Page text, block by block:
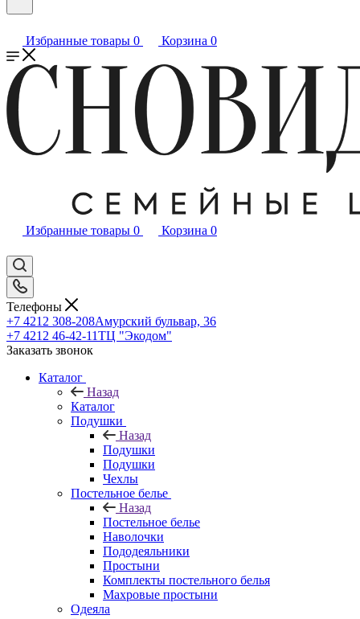
Избранные товары 0 Корзина 0
Избранные товары 0 Корзина 0
Телефоны
+7 4212 308-208Амурский бульвар, 36
+7 4212 46-42-11ТЦ "Экодом"
Заказать звонок
Каталог
Назад
Каталог
Подушки
Назад
Подушки
Подушки
Чехлы
Постельное белье
Назад
Постельное белье
Наволочки
Пододеяльники
Простыни
Комплекты постельного белья
Махровые простыни
Одеяла